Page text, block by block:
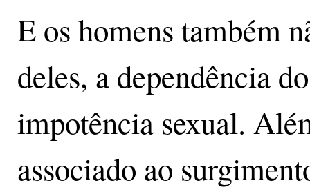
E os homens também
deles, a dependência
impotência sexual.
associado ao